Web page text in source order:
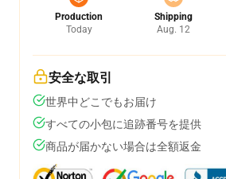
Production
Today
Shipping
Aug. 12
安全な取引
世界中どこでもお届け
すべての小包に追跡番号を提供
商品が届かない場合は全額返金